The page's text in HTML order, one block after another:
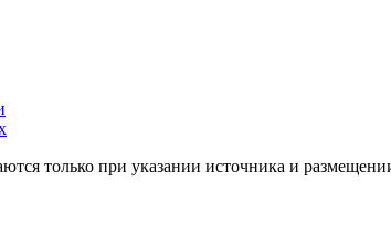
только при указании источника и